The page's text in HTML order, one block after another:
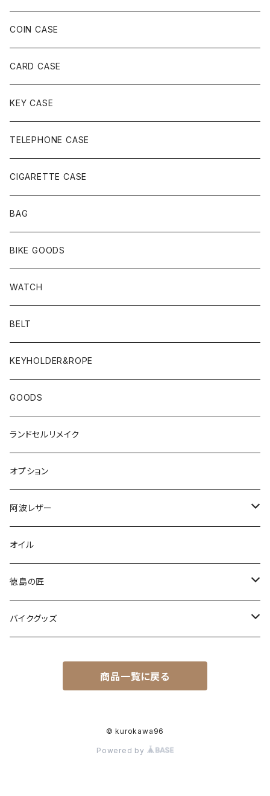
COIN CASE
CARD CASE
KEY CASE
TELEPHONE CASE
CIGARETTE CASE
BAG
BIKE GOODS
WATCH
BELT
KEYHOLDER&ROPE
GOODS
ランドセルリメイク
オプション
阿波レザー
スタンダード
型染め・絞り染め
爬虫類
オイル
徳島の匠
藍染め製品
バイクグッズ
オーシャンビートル
商品一覧に戻る
© kurokawa96
Powered by